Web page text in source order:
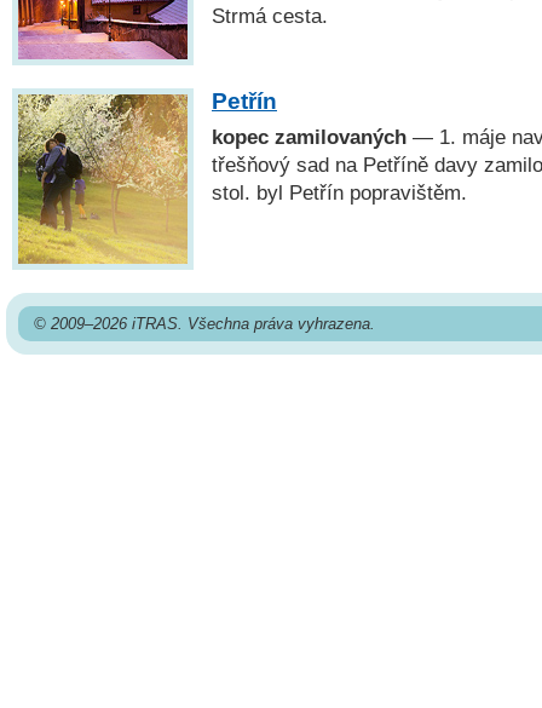
Strmá cesta.
Petřín
kopec zamilovaných — 1. máje
třešňový sad na Petříně davy
stol. byl Petřín popravištěm.
© 2009–2026 iTRAS. Všechna práva vyhrazena.